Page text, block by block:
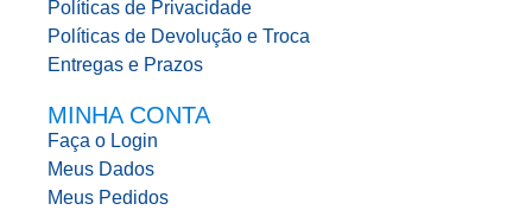
Políticas de Privacidade
Políticas de Devolução e Troca
Entregas e Prazos
MINHA CONTA
Faça o Login
Meus Dados
Meus Pedidos